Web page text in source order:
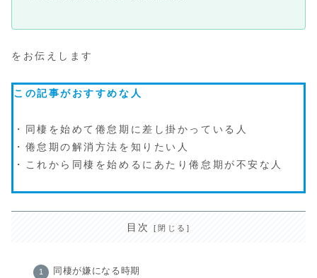
をお伝えします
この記事がおすすめな人
・同棲を始めて倦怠期に差し掛かっている人
・倦怠期の解消方法を知りたい人
・これから同棲を始めるにあたり倦怠期が不安な人
目次
同棲が嫌になる時期